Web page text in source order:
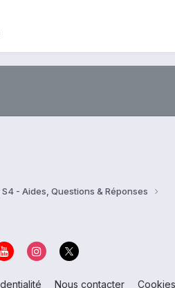
- Aides, Questions & Réponses
Nous contacter Cookies